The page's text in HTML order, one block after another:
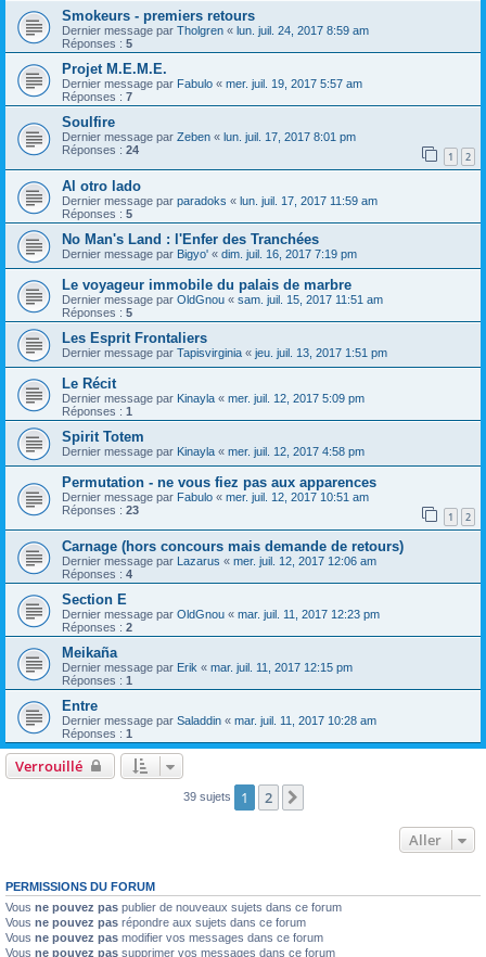
Smokeurs - premiers retours
Dernier message par Tholgren « lun. juil. 24, 2017 8:59 am
Réponses : 5
Projet M.E.M.E.
Dernier message par Fabulo « mer. juil. 19, 2017 5:57 am
Réponses : 7
Soulfire
Dernier message par Zeben « lun. juil. 17, 2017 8:01 pm
Réponses : 24 1 2
Al otro lado
Dernier message par paradoks « lun. juil. 17, 2017 11:59 am
Réponses : 5
No Man's Land : l'Enfer des Tranchées
Dernier message par Bigyo' « dim. juil. 16, 2017 7:19 pm
Le voyageur immobile du palais de marbre
Dernier message par OldGnou « sam. juil. 15, 2017 11:51 am
Réponses : 5
Les Esprit Frontaliers
Dernier message par Tapisvirginia « jeu. juil. 13, 2017 1:51 pm
Le Récit
Dernier message par Kinayla « mer. juil. 12, 2017 5:09 pm
Réponses : 1
Spirit Totem
Dernier message par Kinayla « mer. juil. 12, 2017 4:58 pm
Permutation - ne vous fiez pas aux apparences
Dernier message par Fabulo « mer. juil. 12, 2017 10:51 am
Réponses : 23 1 2
Carnage (hors concours mais demande de retours)
Dernier message par Lazarus « mer. juil. 12, 2017 12:06 am
Réponses : 4
Section E
Dernier message par OldGnou « mar. juil. 11, 2017 12:23 pm
Réponses : 2
Meikaña
Dernier message par Erik « mar. juil. 11, 2017 12:15 pm
Réponses : 1
Entre
Dernier message par Saladdin « mar. juil. 11, 2017 10:28 am
Réponses : 1
Verrouillé
39 sujets 1 2
Aller
PERMISSIONS DU FORUM
Vous ne pouvez pas publier de nouveaux sujets dans ce forum
Vous ne pouvez pas répondre aux sujets dans ce forum
Vous ne pouvez pas modifier vos messages dans ce forum
Vous ne pouvez pas supprimer vos messages dans ce forum